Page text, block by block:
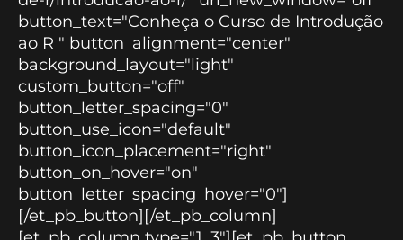
button_text="Conheça o Curso de Introdução
ao R " button_alignment="center"
background_layout="light"
custom_button="off"
button_letter_spacing="0"
button_use_icon="default"
button_icon_placement="right"
button_on_hover="on"
button_letter_spacing_hover="0"]
[/et_pb_button][/et_pb_column]